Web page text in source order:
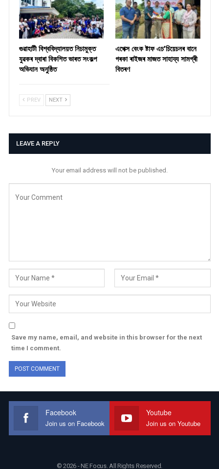
গুৱাহাটী বিশ্ববিদ্যালয়ত নিচামুক্ত
যুৱকৰ দ্বাৰা বিকশিত ভাৰত সংকল্প
অভিযান অনুষ্ঠিত
​এপেক্স বেংক ষ্টাফ এচ’চিয়েচনৰ বানে
গৰকা ৰাইজৰ মাজত সাহায্য সামগ্ৰী
বিতৰণ ​
PREV NEXT
LEAVE A REPLY
Your email address will not be published.
Save my name, email, and website in this browser for the next
time I comment.
Facebook
Join us on Facebook
Youtube
Join us on Youtube
© 2026 - NE Focus. All Rights Reserved.